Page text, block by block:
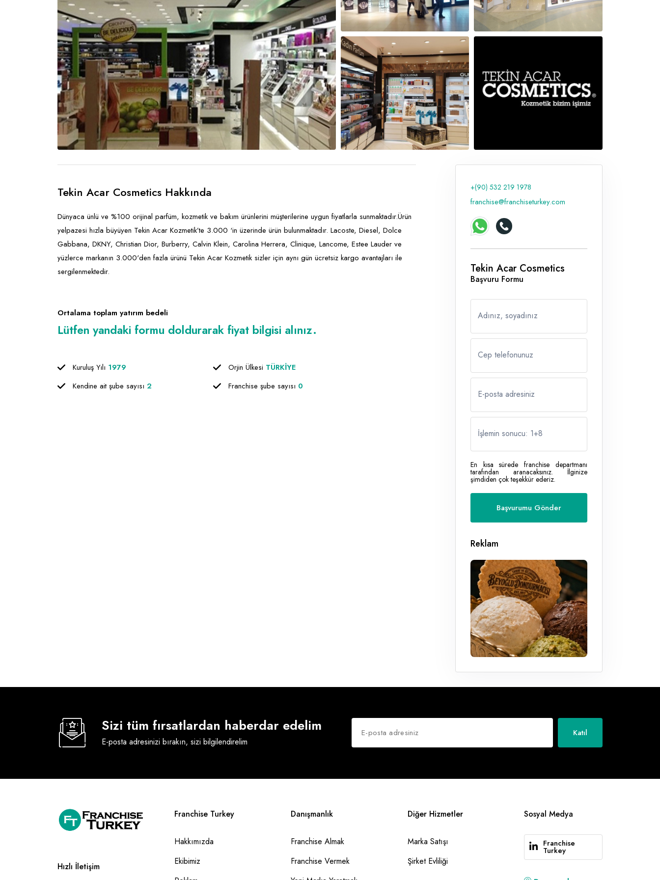
Tekin Acar Cosmetics Hakkında
Dünyaca ünlü ve %100 orijinal parfüm, kozmetik ve bakım ürünlerini müşterilerine uygun fiyatlarla sunmaktadır.Ürün
yelpazesi hızla büyüyen Tekin Acar Kozmetik’te 3.000 ‘in üzerinde ürün bulunmaktadır. Lacoste, Diesel, Dolce
Gabbana, DKNY, Christian Dior, Burberry, Calvin Klein, Carolina Herrera, Clinique, Lancome, Estee Lauder ve
yüzlerce markanın 3.000'den fazla ürünü Tekin Acar Kozmetik sizler için aynı gün ücretsiz kargo avantajları ile
sergilenmektedir.
Ortalama toplam yatırım bedeli
Lütfen yandaki formu doldurarak fiyat bilgisi alınız.
Kuruluş Yılı 1979 Orjin Ülkesi TÜRKİYE
Kendine ait şube sayısı 2 Franchise şube sayısı 0
+(90) 532 219 1978
franchise@franchiseturkey.com
Tekin Acar Cosmetics
Başvuru Formu
Adınız, soyadınız
Cep telefonunuz
E-posta adresiniz
İşlemin sonucu: 1+8
En kısa sürede franchise departmanı
tarafından aranacaksınız. İlginize
şimdiden çok teşekkür ederiz.
Reklam
Sizi tüm fırsatlardan haberdar edelim
E-posta adresinizi bırakın, sizi bilgilendirelim
Katıl
Hızlı İletişim
Franchise Turkey
Hakkımızda
Ekibimiz
Danışmanlık
Franchise Almak
Franchise Vermek
Diğer Hizmetler
Marka Satışı
Şirket Evliliği
Sosyal Medya
Franchise
Turkey